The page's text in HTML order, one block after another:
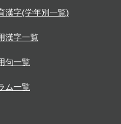
漢字(学年別一覧)
漢字一覧
句一覧
ム一覧